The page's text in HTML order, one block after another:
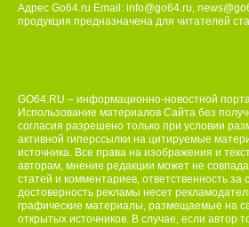
Адрес Go64.ru Email: info@go64.ru,
продукция предназначена для читателей ста
GO64.RU – информационно-новостной
Использование материалов Сайта без
согласия разрешено только при условии
активной гиперссылки на цитируемые
источника. Все права на изображения и
авторам, мнение редакции может не
статей и комментариев, ответственность за
достоверность рекламы несет
графические материалы, размещаемые на
открытых источников. В случае, если автор